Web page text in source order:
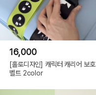
16,000
[홀로디자인] 캐릭터 캐리어 보호
벨트 2color